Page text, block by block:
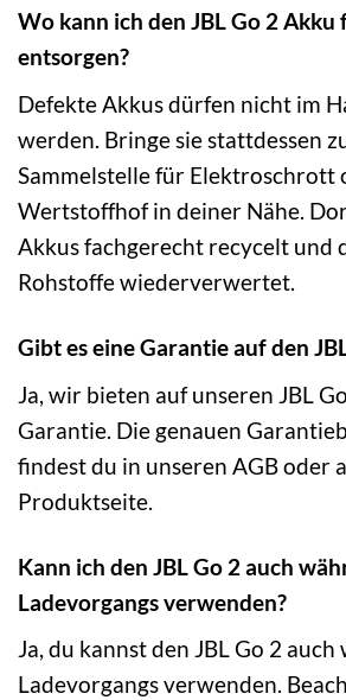
Wo kann ich den JBL Go 2 Akku
entsorgen?
Defekte Akkus dürfen nicht im
werden. Bringe sie stattdessen
Sammelstelle für Elektroschrott
Wertstoffhof in deiner Nähe.
Akkus fachgerecht recycelt und
Rohstoffe wiederverwertet.
Gibt es eine Garantie auf den
Ja, wir bieten auf unseren JBL
Garantie. Die genauen
findest du in unseren AGB oder
Produktseite.
Kann ich den JBL Go 2 auch
Ladevorgangs verwenden?
Ja, du kannst den JBL Go 2
Ladevorgangs verwenden.